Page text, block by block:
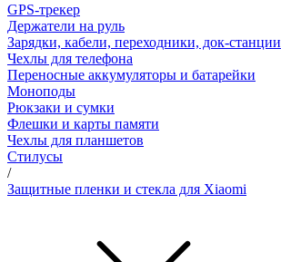
GPS-трекер
Держатели на руль
Зарядки, кабели, переходники, док-станции
Чехлы для телефона
Переносные аккумуляторы и батарейки
Моноподы
Рюкзаки и сумки
Флешки и карты памяти
Чехлы для планшетов
Стилусы
/
Защитные пленки и стекла для Xiaomi